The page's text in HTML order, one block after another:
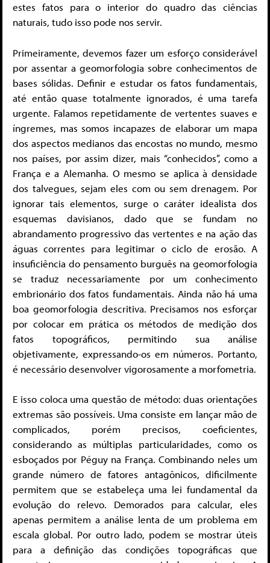
estes fatos para o interior do quadro das ciências
naturais, tudo isso pode nos servir.
Primeiramente, devemos fazer um esforço considerável
por assentar a geomorfologia sobre conhecimentos de
bases sólidas. Definir e estudar os fatos fundamentais,
até então quase totalmente ignorados, é uma tarefa
urgente. Falamos repetidamente de vertentes suaves e
íngremes, mas somos incapazes de elaborar um mapa
dos aspectos medianos das encostas no mundo, mesmo
nos países, por assim dizer, mais “conhecidos”, como a
França e a Alemanha. O mesmo se aplica à densidade
dos talvegues, sejam eles com ou sem drenagem. Por
ignorar tais elementos, surge o caráter idealista dos
esquemas davisianos, dado que se fundam no
abrandamento progressivo das vertentes e na ação das
águas correntes para legitimar o ciclo de erosão. A
insuficiência do pensamento burguês na geomorfologia
se traduz necessariamente por um conhecimento
embrionário dos fatos fundamentais. Ainda não há uma
boa geomorfologia descritiva. Precisamos nos esforçar
por colocar em prática os métodos de medição dos
fatos topográficos, permitindo sua análise
objetivamente, expressando-os em números. Portanto,
é necessário desenvolver vigorosamente a morfometria.
E isso coloca uma questão de método: duas orientações
extremas são possíveis. Uma consiste em lançar mão de
complicados, porém precisos, coeficientes,
considerando as múltiplas particularidades, como os
esboçados por Péguy na França. Combinando neles um
grande número de fatores antagônicos, dificilmente
permitem que se estabeleça uma lei fundamental da
evolução do relevo. Demorados para calcular, eles
apenas permitem a análise lenta de um problema em
escala global. Por outro lado, podem se mostrar úteis
para a definição das condições topográficas que